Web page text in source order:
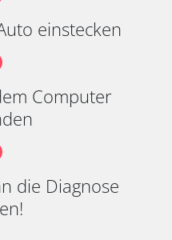
einstecken
Computer
die Diagnose